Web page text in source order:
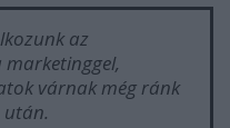
az
várnak még ránk